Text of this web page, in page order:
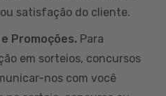
satisfação do cliente.
Promoções. Para
em sorteios, concursos
nos com você